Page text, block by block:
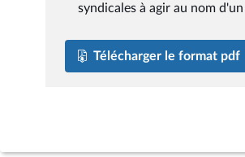
syndicales à agir au nom
Télécharger le format pdf